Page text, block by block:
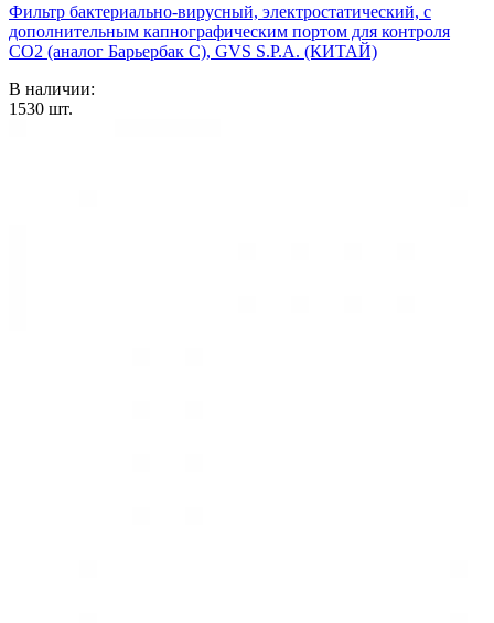
Фильтр бактериально-вирусный, электростатический, с
дополнительным капнографическим портом для контроля
CO2 (аналог Барьербак С), GVS S.P.A. (КИТАЙ)
В наличии:
1530 шт.